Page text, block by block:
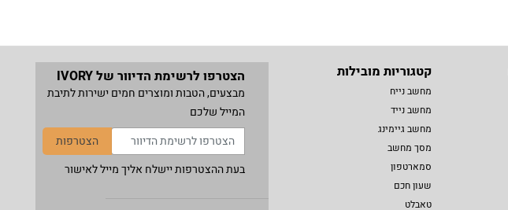
קטגוריות מובילות
מחשב נייח
מחשב נייד
מחשב גיימינג
מסך מחשב
סמארטפון
שעון חכם
טאבלט
הצטרפו לרשימת הדיוור של IVORY
מבצעים, הטבות ומוצרים חמים ישירות לתיבת
המייל שלכם
הצטרפות
בעת ההצטרפות יישלח אליך מייל לאישור